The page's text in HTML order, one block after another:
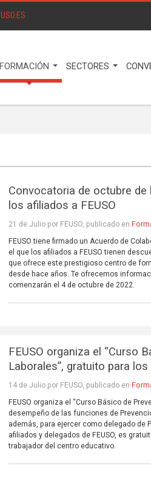
USO.ES
FORMACIÓN SECTORES
Convocatoria de octubre
los afiliados a FEUSO
21 de Julio por FEUSO, publicado en
FEUSO tiene firmado un Acuerdo de
el que los afiliados a FEUSO tienen
que ofrece este prestigioso centro de
desde hace años. Te ofrecemos
comenzarán el 4 de octubre de 2022.
FEUSO organiza el “Curso
Laborales”, gratuito para
14 de Julio por FEUSO, publicado en
FEUSO organiza el “Curso Básico de
desempeño de las funciones de
además, para ejercer como delegado de
afiliados y delegados de FEUSO, es
trabajador del centro educativo.